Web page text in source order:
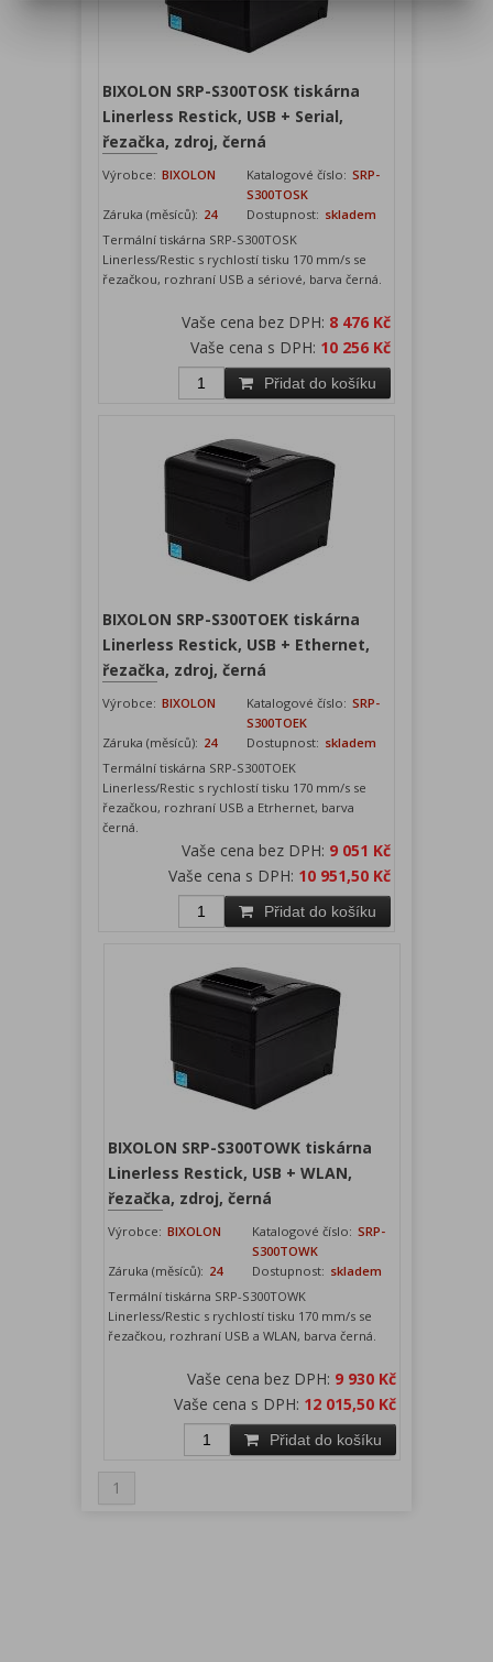
BIXOLON SRP-S300TOSK tiskárna
Linerless Restick, USB + Serial,
řezačka, zdroj, černá
Výrobce: BIXOLON Katalogové číslo: SRP-
S300TOSK
Záruka (měsíců): 24 Dostupnost: skladem
Termální tiskárna SRP-S300TOSK
Linerless/Restic s rychlostí tisku 170 mm/s se
řezačkou, rozhraní USB a sériové, barva černá.
Vaše cena bez DPH: 8 476 Kč
Vaše cena s DPH: 10 256 Kč
Přidat do košíku
BIXOLON SRP-S300TOEK tiskárna
Linerless Restick, USB + Ethernet,
řezačka, zdroj, černá
Výrobce: BIXOLON Katalogové číslo: SRP-
S300TOEK
Záruka (měsíců): 24 Dostupnost: skladem
Termální tiskárna SRP-S300TOEK
Linerless/Restic s rychlostí tisku 170 mm/s se
řezačkou, rozhraní USB a Etrhernet, barva
černá.
Vaše cena bez DPH: 9 051 Kč
Vaše cena s DPH: 10 951,50 Kč
Přidat do košíku
BIXOLON SRP-S300TOWK tiskárna
Linerless Restick, USB + WLAN,
řezačka, zdroj, černá
Výrobce: BIXOLON Katalogové číslo: SRP-
S300TOWK
Záruka (měsíců): 24 Dostupnost: skladem
Termální tiskárna SRP-S300TOWK
Linerless/Restic s rychlostí tisku 170 mm/s se
řezačkou, rozhraní USB a WLAN, barva černá.
Vaše cena bez DPH: 9 930 Kč
Vaše cena s DPH: 12 015,50 Kč
Přidat do košíku
1